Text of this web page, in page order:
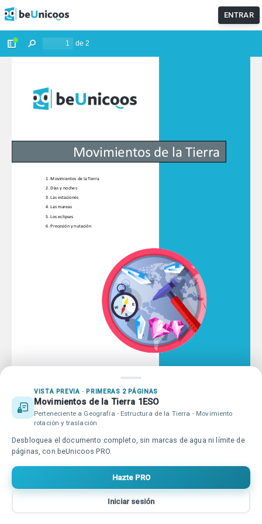
ENTRAR
No te pierdas nuestra sección de
¡ENTRAR AHORA!
VISTA PREVIA · PRIMERAS 2 PÁGINAS
Movimientos de la Tierra 1ESO
Perteneciente a Geografía - Estructura de la Tierra - Movimiento
rotación y traslación
Desbloquea el documento completo, sin marcas de agua ni límite de
páginas, con beUnicoos PRO.
Hazte PRO
Iniciar sesión
Educación online para tod@s
Qué es beUnicoos
Tu centro de estudios en
beUnicoos
Tu publicidad en beUnicoos
Compromiso Agenda 2030
Ayuda beUnicoos
Copyright © beUnicoos2026
#maytheclassroombewithyou. Todos
los derechos reservados
Política de privacidad
Inicio Buscar Vídeos Entrar Más